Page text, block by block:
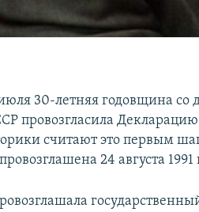
30-летняя годовщина со
провозгласила Декларацию
считают это первым
24 августа